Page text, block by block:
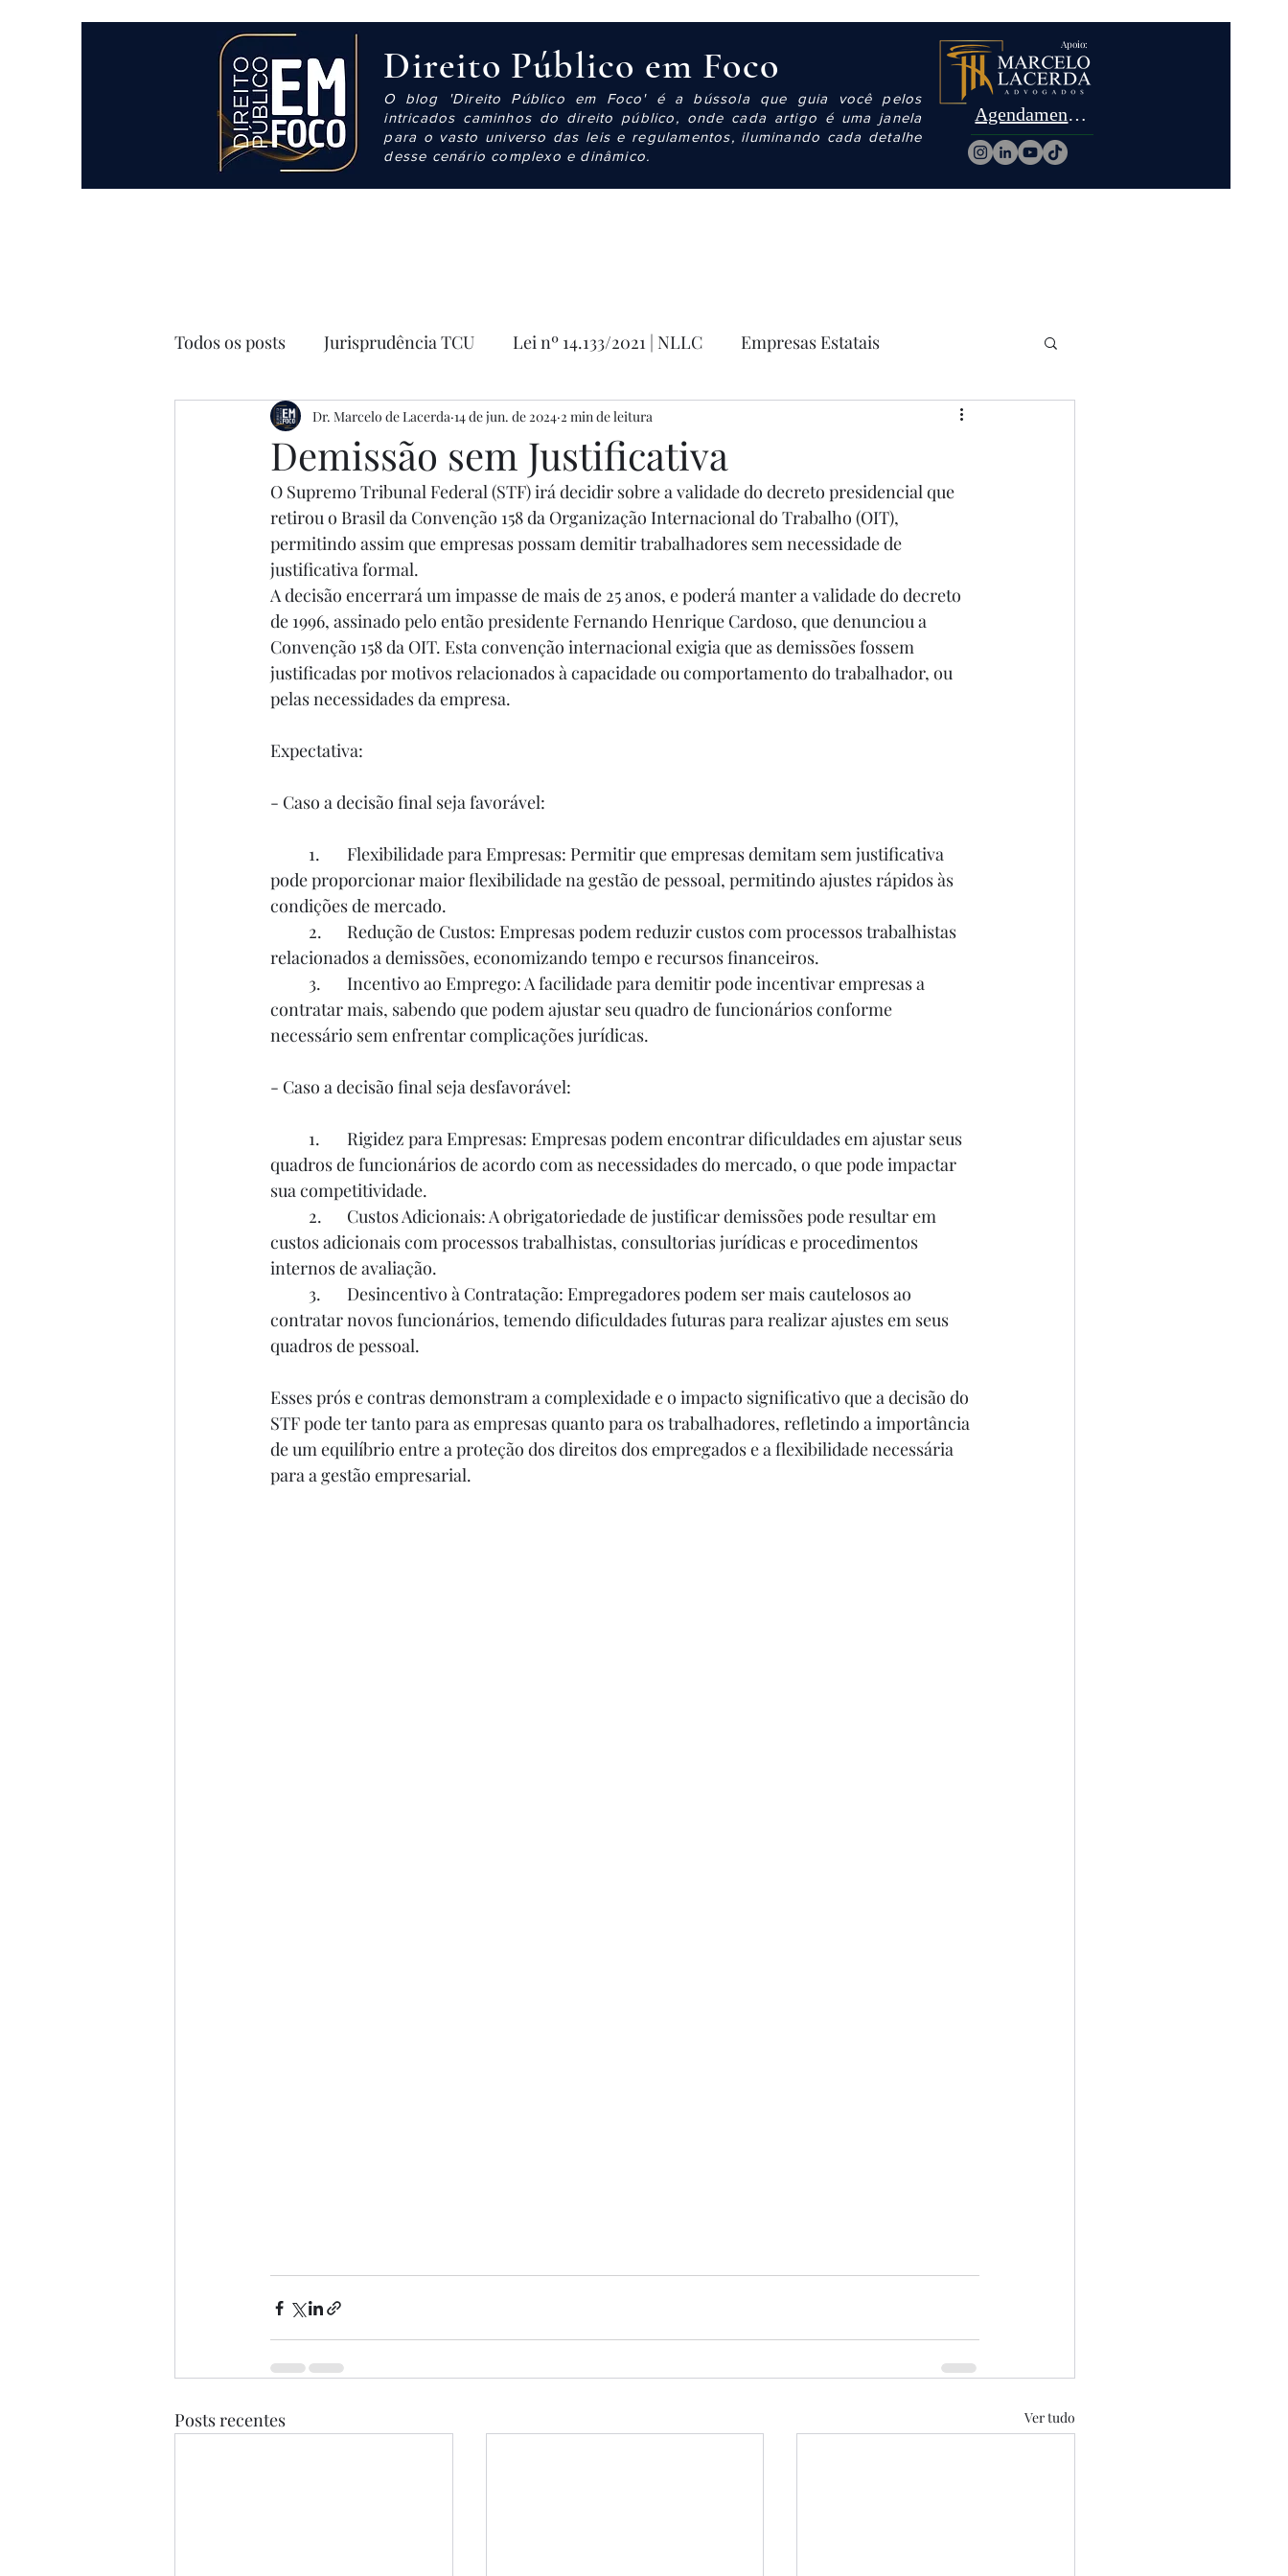
Direito Público em Foco
O blog 'Direito Público em Foco' é a bússola que guia você pelos
intricados caminhos do direito público, onde cada artigo é uma janela
para o vasto universo das leis e regulamentos, iluminando cada detalhe
desse cenário complexo e dinâmico.
Agendamentos
Apoio:
Todos os posts Jurisprudência TCU Lei nº 14.133/2021 | NLLC Empresas Estatais
Demissão sem Justificativa
Dr. Marcelo de Lacerda 14 de jun. de 2024 2 min de leitura
O Supremo Tribunal Federal (STF) irá decidir sobre a validade do decreto presidencial que
retirou o Brasil da Convenção 158 da Organização Internacional do Trabalho (OIT),
permitindo assim que empresas possam demitir trabalhadores sem necessidade de
justificativa formal.
A decisão encerrará um impasse de mais de 25 anos, e poderá manter a validade do decreto
de 1996, assinado pelo então presidente Fernando Henrique Cardoso, que denunciou a
Convenção 158 da OIT. Esta convenção internacional exigia que as demissões fossem
justificadas por motivos relacionados à capacidade ou comportamento do trabalhador, ou
pelas necessidades da empresa.
Expectativa:
- Caso a decisão final seja favorável:
pode proporcionar maior flexibilidade na gestão de pessoal, permitindo ajustes rápidos às
condições de mercado.
relacionados a demissões, economizando tempo e recursos financeiros.
contratar mais, sabendo que podem ajustar seu quadro de funcionários conforme
necessário sem enfrentar complicações jurídicas.
- Caso a decisão final seja desfavorável:
quadros de funcionários de acordo com as necessidades do mercado, o que pode impactar
sua competitividade.
custos adicionais com processos trabalhistas, consultorias jurídicas e procedimentos
internos de avaliação.
contratar novos funcionários, temendo dificuldades futuras para realizar ajustes em seus
quadros de pessoal.
Esses prós e contras demonstram a complexidade e o impacto significativo que a decisão do
STF pode ter tanto para as empresas quanto para os trabalhadores, refletindo a importância
de um equilíbrio entre a proteção dos direitos dos empregados e a flexibilidade necessária
para a gestão empresarial.
Posts recentes Ver tudo